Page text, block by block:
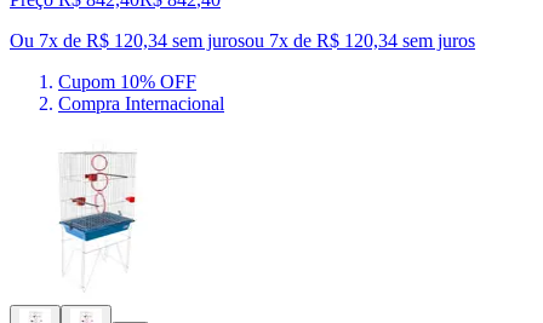
Ou 7x de R$ 120,34 sem jurosou 7x de R$ 120,34 sem juros
Cupom 10% OFF
Compra Internacional